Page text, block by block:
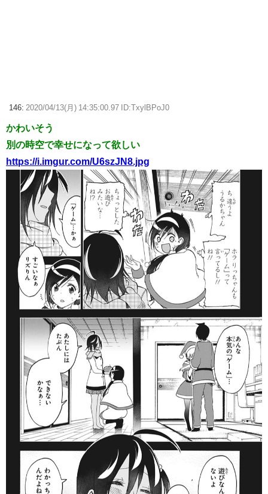
146: 2020/04/13(月) 14:35:00.97 ID:TxylBPoJ0
かわいそう
別の時空で幸せになって欲しい
https://i.imgur.com/U6szJN8.jpg